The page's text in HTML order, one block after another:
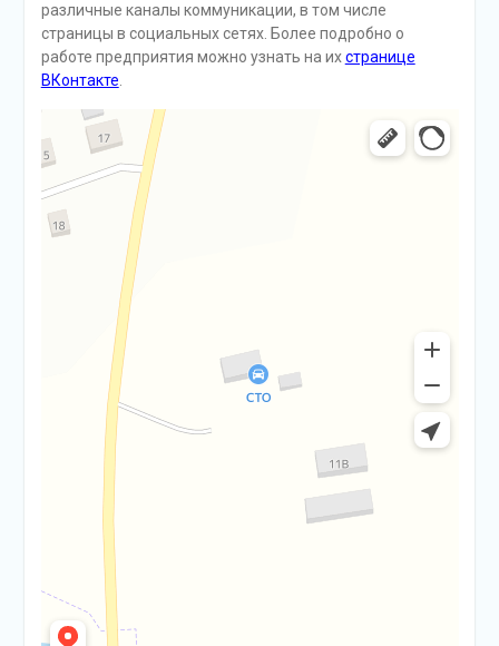
различные каналы коммуникации, в том числе
страницы в социальных сетях. Более подробно о
работе предприятия можно узнать на ихстранице
ВКонтакте.